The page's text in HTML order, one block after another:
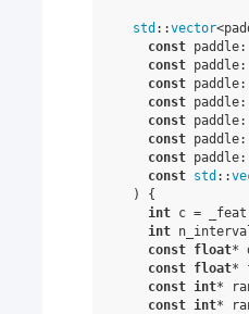
std ::vector<
const paddle
const paddle
const paddle
const paddle
const paddle
const paddle
const paddle
const std ::
)
{
int c = _feat
int
const float*
const float*
const int*
const int*